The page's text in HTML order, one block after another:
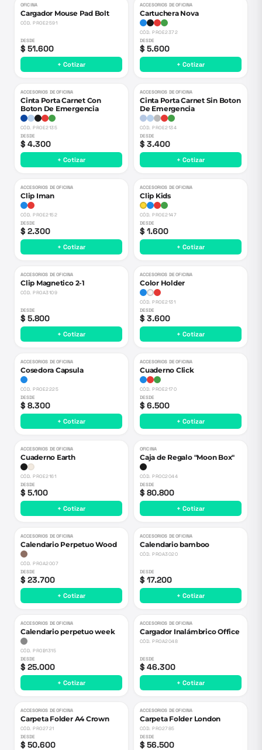
OFICINA
Cargador Mouse Pad Bolt
CÓD.PROE2591
DESDE
$ 51.600
+ Cotizar
ACCESORIOS DE OFICINA
Cartuchera Nova
CÓD.PROE2372
DESDE
$ 5.600
+ Cotizar
ACCESORIOS DE OFICINA
Cinta Porta Carnet Con
Boton De Emergencia
CÓD.PROE2135
DESDE
$ 4.300
+ Cotizar
ACCESORIOS DE OFICINA
Cinta Porta Carnet Sin Boton
De Emergencia
CÓD.PROE2134
DESDE
$ 3.400
+ Cotizar
ACCESORIOS DE OFICINA
Clip Iman
CÓD.PROE2152
DESDE
$ 2.300
+ Cotizar
ACCESORIOS DE OFICINA
Clip Kids
CÓD.PROE2147
DESDE
$ 1.600
+ Cotizar
ACCESORIOS DE OFICINA
Clip Magnetico 2-1
CÓD.PROA3109
DESDE
$ 5.800
+ Cotizar
ACCESORIOS DE OFICINA
Color Holder
CÓD.PROE2131
DESDE
$ 3.600
+ Cotizar
ACCESORIOS DE OFICINA
Cosedora Capsula
CÓD.PROE2225
DESDE
$ 8.300
+ Cotizar
ACCESORIOS DE OFICINA
Cuaderno Click
CÓD.PROE2170
DESDE
$ 6.500
+ Cotizar
ACCESORIOS DE OFICINA
Cuaderno Earth
CÓD.PROE2161
DESDE
$ 5.100
+ Cotizar
OFICINA
Caja de Regalo "Moon Box"
CÓD.PROC2044
DESDE
$ 80.800
+ Cotizar
ACCESORIOS DE OFICINA
Calendario Perpetuo Wood
CÓD.PROA2007
DESDE
$ 23.700
+ Cotizar
ACCESORIOS DE OFICINA
Calendario bamboo
CÓD.PROA3020
DESDE
$ 17.200
+ Cotizar
ACCESORIOS DE OFICINA
Calendario perpetuo week
CÓD.PROB1315
DESDE
$ 25.000
+ Cotizar
ACCESORIOS DE OFICINA
Cargador Inalámbrico Office
CÓD.PROA2048
DESDE
$ 46.300
+ Cotizar
ACCESORIOS DE OFICINA
Carpeta Folder A4 Crown
CÓD.PRO2721
DESDE
$ 50.600
ACCESORIOS DE OFICINA
Carpeta Folder London
CÓD.PRO2785
DESDE
$ 56.500